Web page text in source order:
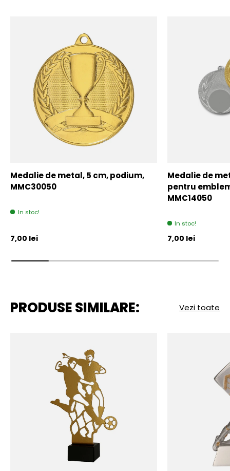
Medalie de metal, 5 cm, podium,
MMC30050
In stoc!
Pret initial
7,00 lei
Medalie de
pentru
MMC14050
In stoc!
Pret initial
7,00 lei
PRODUSE SIMILARE: Vezi toate